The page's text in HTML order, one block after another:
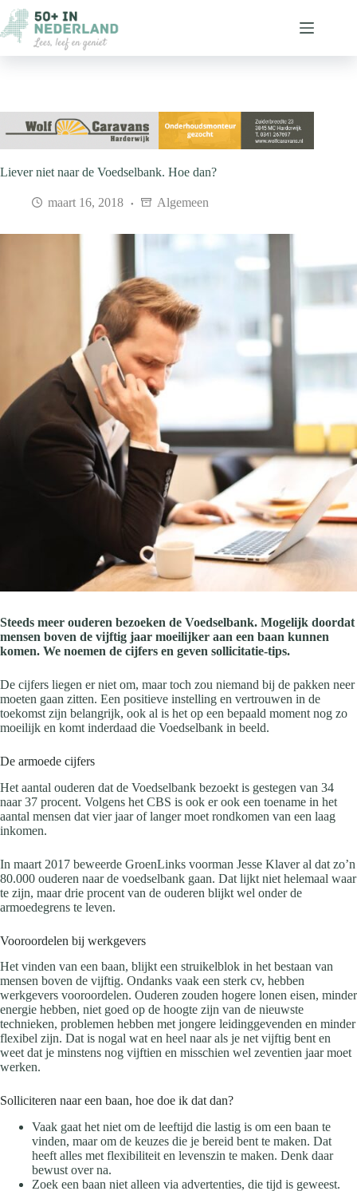
naar
de
inhoud
Liever niet naar de Voedselbank. Hoe dan?
maart 16, 2018 Algemeen
Steeds meer ouderen bezoeken de Voedselbank. Mogelijk doordat
mensen boven de vijftig jaar moeilijker aan een baan kunnen
komen. We noemen de cijfers en geven sollicitatie-tips.
De cijfers liegen er niet om, maar toch zou niemand bij de pakken neer
moeten gaan zitten. Een positieve instelling en vertrouwen in de
toekomst zijn belangrijk, ook al is het op een bepaald moment nog zo
moeilijk en komt inderdaad die Voedselbank in beeld.
De armoede cijfers
Het aantal ouderen dat de Voedselbank bezoekt is gestegen van 34
naar 37 procent. Volgens het CBS is ook er ook een toename in het
aantal mensen dat vier jaar of langer moet rondkomen van een laag
inkomen.
In maart 2017 beweerde GroenLinks voorman Jesse Klaver al dat zo’n
80.000 ouderen naar de voedselbank gaan. Dat lijkt niet helemaal waar
te zijn, maar drie procent van de ouderen blijkt wel onder de
armoedegrens te leven.
Vooroordelen bij werkgevers
Het vinden van een baan, blijkt een struikelblok in het bestaan van
mensen boven de vijftig. Ondanks vaak een sterk cv, hebben
werkgevers vooroordelen. Ouderen zouden hogere lonen eisen, minder
energie hebben, niet goed op de hoogte zijn van de nieuwste
technieken, problemen hebben met jongere leidinggevenden en minder
flexibel zijn. Dat is nogal wat en heel naar als je net vijftig bent en
weet dat je minstens nog vijftien en misschien wel zeventien jaar moet
werken.
Solliciteren naar een baan, hoe doe ik dat dan?
Vaak gaat het niet om de leeftijd die lastig is om een baan te
vinden, maar om de keuzes die je bereid bent te maken. Dat
heeft alles met flexibiliteit en levenszin te maken. Denk daar
bewust over na.
Zoek een baan niet alleen via advertenties, die tijd is geweest.